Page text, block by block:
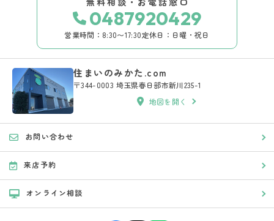
0487920429
営業時間：8:30〜17:30定休日：日曜・祝日
住まいのみかた.com
〒344-0003 埼玉県春日部市新川235-1
地図を開く
お問い合わせ
来店予約
オンライン相談